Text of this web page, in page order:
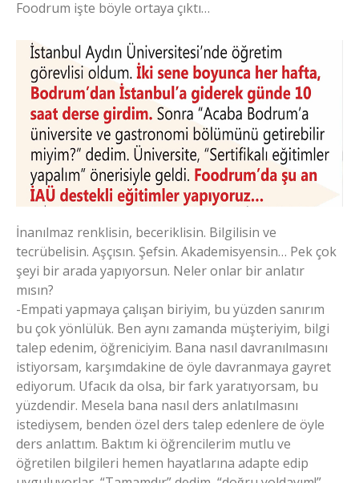
Foodrum işte böyle ortaya çıktı…
İnanılmaz renklisin, beceriklisin. Bilgilisin ve
tecrübelisin. Aşçısın. Şefsin. Akademisyensin… Pek çok
şeyi bir arada yapıyorsun. Neler onlar bir anlatır
mısın?
-Empati yapmaya çalışan biriyim, bu yüzden sanırım
bu çok yönlülük. Ben aynı zamanda müşteriyim, bilgi
talep edenim, öğreniciyim. Bana nasıl davranılmasını
istiyorsam, karşımdakine de öyle davranmaya gayret
ediyorum. Ufacık da olsa, bir fark yaratıyorsam, bu
yüzdendir. Mesela bana nasıl ders anlatılmasını
istediysem, benden özel ders talep edenlere de öyle
ders anlattım. Baktım ki öğrencilerim mutlu ve
öğretilen bilgileri hemen hayatlarına adapte edip